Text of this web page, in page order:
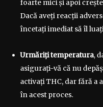
foarte mici și apoi
Dacă aveți reacții
încetați imediat să îl
Urmăriți temperatura,
asigurați-vă că nu
activați THC, dar fără a
în acest proces.